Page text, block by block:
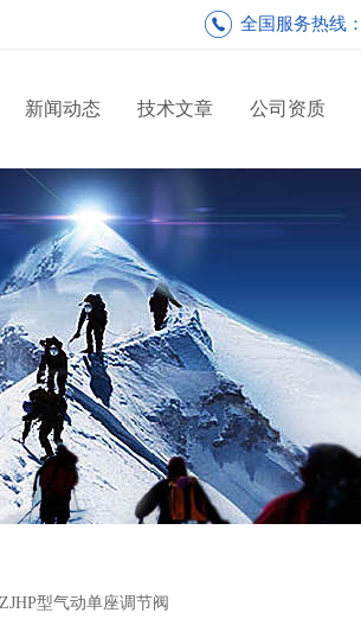
全国服务热线：
新闻动态 技术文章 公司资质
型气动单座调节阀